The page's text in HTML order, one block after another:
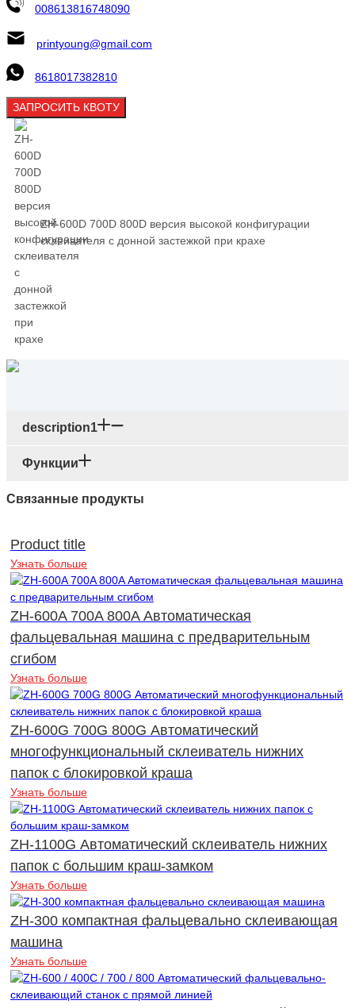
008613816748090
printyoung@gmail.com
8618017382810
ЗАПРОСИТЬ КВОТУ
ZH-600D 700D 800D версия высокой конфигурации
склеивателя с донной застежкой при крахе
description1
Функции
Связанные продукты
Product title
Узнать больше
ZH-600A 700A 800A Автоматическая
фальцевальная машина с предварительным
сгибом
Узнать больше
ZH-600G 700G 800G Автоматический
многофункциональный склеиватель нижних
папок с блокировкой краша
Узнать больше
ZH-1100G Автоматический склеиватель нижних
папок с большим краш-замком
Узнать больше
ZH-300 компактная фальцевально склеивающая
машина
Узнать больше